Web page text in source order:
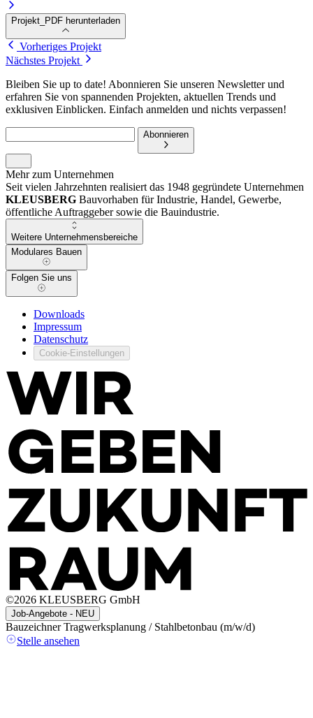
Projekt_PDF herunterladen
Vorheriges Projekt
Nächstes Projekt
Bleiben Sie up to date! Abonnieren Sie unseren Newsletter und
erfahren Sie von spannenden Projekten, aktuellen Trends und
exklusiven Einblicken. Einfach anmelden und nichts verpassen!
Abonnieren
Mehr zum Unternehmen
Seit vielen Jahrzehnten realisiert das 1948 gegründete Unternehmen
KLEUSBERG Bauvorhaben für Industrie, Handel, Gewerbe,
öffentliche Auftraggeber sowie die Bauindustrie.
Weitere Unternehmensbereiche
Modulares Bauen
Folgen Sie uns
Downloads
Impressum
Datenschutz
Cookie-Einstellungen
©2026 KLEUSBERG GmbH
Job-Angebote - NEU
Bauzeichner Tragwerksplanung / Stahlbetonbau (m/w/d)
Stelle ansehen